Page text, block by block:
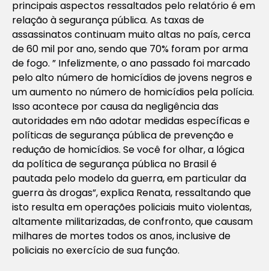
principais aspectos ressaltados pelo relatório é em
relação à segurança pública. As taxas de
assassinatos continuam muito altas no país, cerca
de 60 mil por ano, sendo que 70% foram por arma
de fogo. ” Infelizmente, o ano passado foi marcado
pelo alto número de homicídios de jovens negros e
um aumento no número de homicídios pela polícia.
Isso acontece por causa da negligência das
autoridades em não adotar medidas específicas e
políticas de segurança pública de prevenção e
redução de homicídios. Se você for olhar, a lógica
da política de segurança pública no Brasil é
pautada pelo modelo da guerra, em particular da
guerra às drogas”, explica Renata, ressaltando que
isto resulta em operações policiais muito violentas,
altamente militarizadas, de confronto, que causam
milhares de mortes todos os anos, inclusive de
policiais no exercício de sua função.